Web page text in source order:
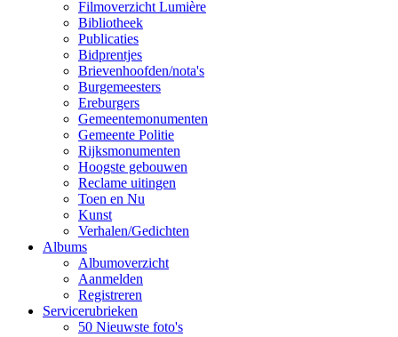
Filmoverzicht Lumière
Bibliotheek
Publicaties
Bidprentjes
Brievenhoofden/nota's
Burgemeesters
Ereburgers
Gemeentemonumenten
Gemeente Politie
Rijksmonumenten
Hoogste gebouwen
Reclame uitingen
Toen en Nu
Kunst
Verhalen/Gedichten
Albums
Albumoverzicht
Aanmelden
Registreren
Servicerubrieken
50 Nieuwste foto's